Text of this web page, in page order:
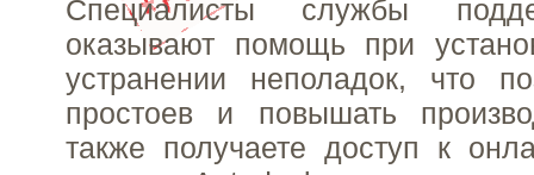
Специалисты службы
оказывают помощь при
устранении неполадок, что
простоев и повышать
также получаете доступ к